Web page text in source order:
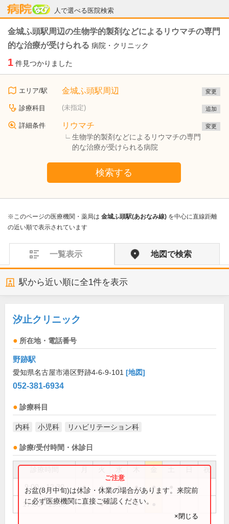
人で選べる医院検索
病院なび
金城ふ頭駅周辺の生物学的製剤などによるリウマチの専門
的な治療が受けられる 病院・クリニック
1 件見つかりました
エリア/駅 金城ふ頭駅周辺 変更
診療科目 (未指定) 追加
詳細条件 リウマチ
生物学的製剤などによるリウマチの専門
的な治療が受けられる病院
変更
検索する
※このページの医療機関・薬局は 金城ふ頭駅(あおなみ線) を中心に直線距離
の近い順で表示されています
一覧表示 地図で検索
駅から近い順に全1件を表示
汐止クリニック
所在地・電話番号
野跡駅
愛知県名古屋市港区野跡4-6-9-101 [地図]
052-381-6934
診療科目
内科 小児科 リハビリテーション科
診療/受付時間・休診日
祝
9:00～12:30 ● ● ● ● ●
17:00～19:30 ● ● ●
お盆(8月中旬)は休診・休業の場合があります。来院前
に必ず医療機関に直接ご確認ください。
×閉じる